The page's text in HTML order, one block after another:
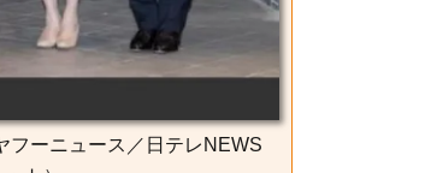
フーニュース／日テレNEWS